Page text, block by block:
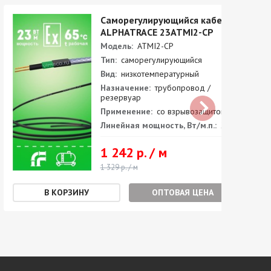
Саморегулирующийся кабель
ALPHATRACE 23ATMI2-CP
Модель: ATMI2-CP
Тип: саморегулирующийся
Вид: низкотемпературный
Назначение: трубопровод /
резервуар
Применение: со взрывозащитой
Линейная мощность, Вт/м.п.: 23
1 242 р. / м
1 329 р. / м
ОПТОВАЯ ЦЕНА